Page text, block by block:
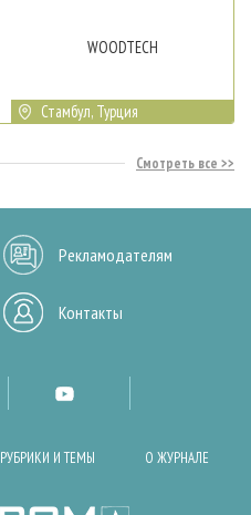
WOODTECH
Стамбул, Турция
Смотреть все
Рекламодателям
Контакты
РУБРИКИ И ТЕМЫ О ЖУРНАЛЕ